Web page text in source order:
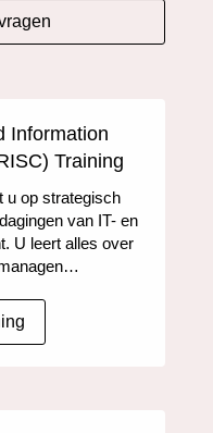
Information
Training
u op strategisch
van IT- en
U leert alles over